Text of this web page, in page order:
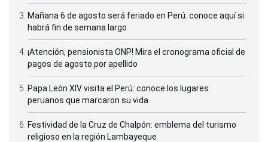
Mañana 6 de agosto será feriado en Perú: conoce aquí si
habrá fin de semana largo
¡Atención, pensionista ONP! Mira el cronograma oficial de
pagos de agosto por apellido
Papa León XIV visita el Perú: conoce los lugares
peruanos que marcaron su vida
Festividad de la Cruz de Chalpón: emblema del turismo
religioso en la región Lambayeque